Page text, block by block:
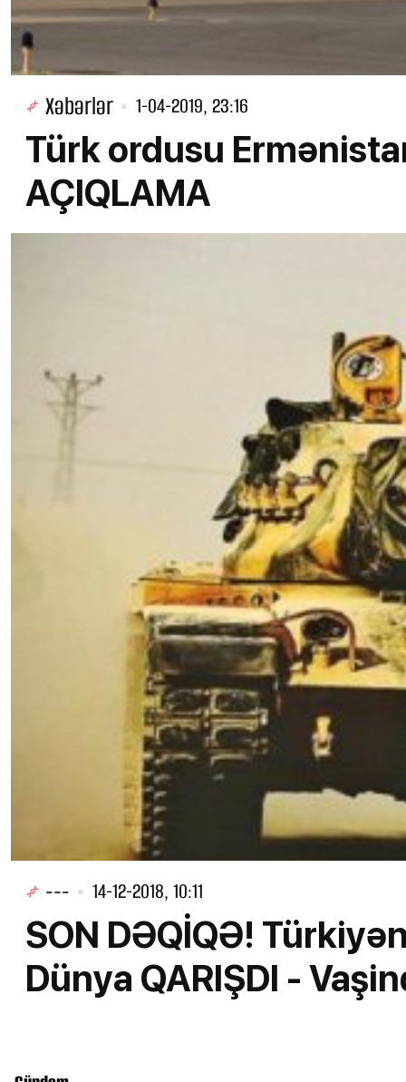
Xəbərlər 1-04-2019, 23:16
Türk ordusu
AÇIQLAMA
--- 14-12-2018, 10:11
SON DƏQİQƏ!
Dünya QARIŞDI -